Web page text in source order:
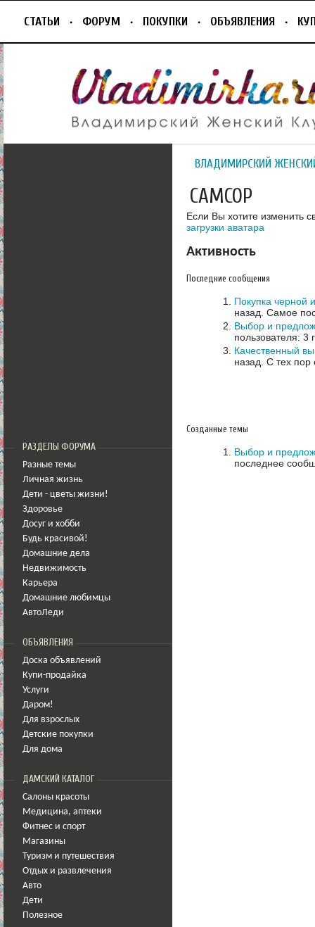
СТАТЬИ ФОРУМ ПОКУПКИ ОБЪЯВЛЕНИЯ
РАЗДЕЛЫ ФОРУМА
Разные темы
Личная жизнь
Дети - цветы жизни!
Здоровье
Досуг и хобби
Будь красивой!
Домашние дела
Недвижимость
Карьера
Домашние любимцы
АвтоЛеди
ОБЪЯВЛЕНИЯ
Доска объявлений
Купи-продайка
Услуги
Даром!
Для взрослых
Детские покупки
Для дома
ДАМСКИЙ КАТАЛОГ
Салоны красоты
Медицина, аптеки
Фитнес и спорт
Магазины
Туризм и путешествия
Отдых и развлечения
Авто
Дети
Полезное
ВЛАДИМИРСКИЙ
САМСОР
Если Вы хотите изменить
загрузки аватара
Активность
Последние сообщения
Покупка черной
назад. Самое
Выбор и
пользователя: 3
Качественный
назад. С тех пор
Созданные темы
Выбор и
последнее